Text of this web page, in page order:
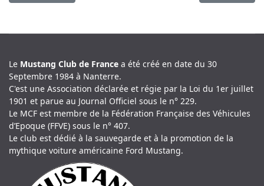
Le Mustang Club de France a été créé en date du 30
Septembre 1984 à Nanterre.
C'est une Association déclarée et régie par la Loi du 1er juillet
1901 et parue au Journal Officiel sous le n° 229.
Le MCF est membre de la Fédération Française des Véhicules
d’Epoque (FFVE) sous le n° 407.
Le club est dédié à la sauvegarde et à la promotion de la
mythique voiture américaine Ford Mustang.